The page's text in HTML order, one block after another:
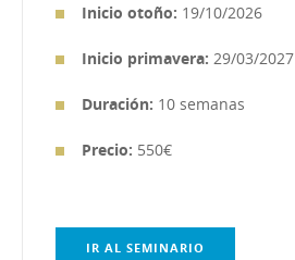
Inicio otoño: 19/10/2026
Inicio primavera: 29/03/2027
Duración: 10 semanas
Precio: 550€
IR AL SEMINARIO